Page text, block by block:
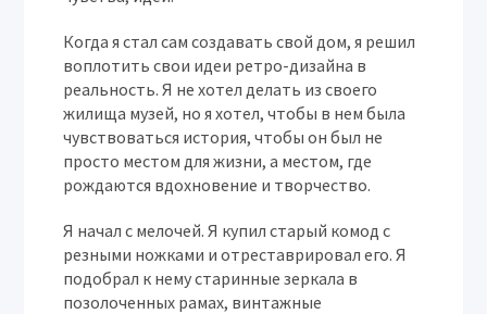
Когда я стал сам создавать свой дом, я решил
воплотить свои идеи ретро-дизайна в
реальность. Я не хотел делать из своего
жилища музей, но я хотел, чтобы в нем была
чувствоваться история, чтобы он был не
просто местом для жизни, а местом, где
рождаются вдохновение и творчество.
Я начал с мелочей. Я купил старый комод с
резными ножками и отреставрировал его. Я
подобрал к нему старинные зеркала в
позолоченных рамах, винтажные